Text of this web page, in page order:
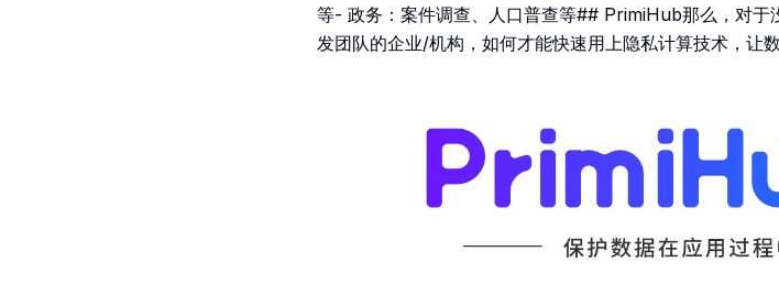
等- 政务：案件调查、人口普查等## PrimiHub那么，对于
发团队的企业/机构，如何才能快速用上隐私计算技术，让